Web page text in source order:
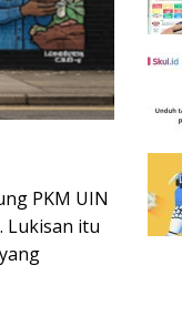
PKM UIN
Lukisan itu